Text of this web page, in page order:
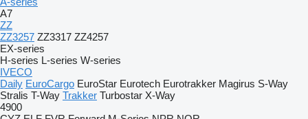
A7
ZZ
ZZ3257 ZZ3317 ZZ4257
EX-series
H-series L-series W-series
IVECO
Daily EuroCargo EuroStar Eurotech Eurotrakker Magirus S-Way
Stralis T-Way Trakker Turbostar X-Way
4900